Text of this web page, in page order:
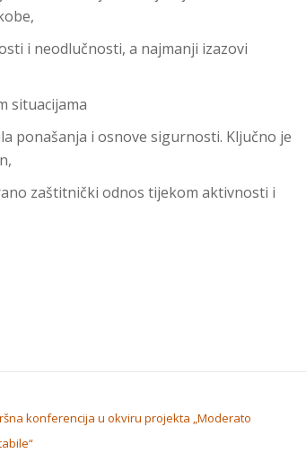
i neodlučnosti, a najmanji izazovi
situacijama
ponašanja i osnove sigurnosti. Ključno je
zaštitnički odnos tijekom aktivnosti i
konferencija u okviru projekta „Moderato